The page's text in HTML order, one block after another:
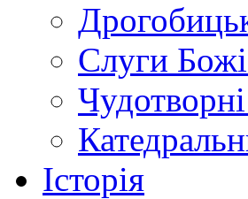
Слуги Божі
Історія